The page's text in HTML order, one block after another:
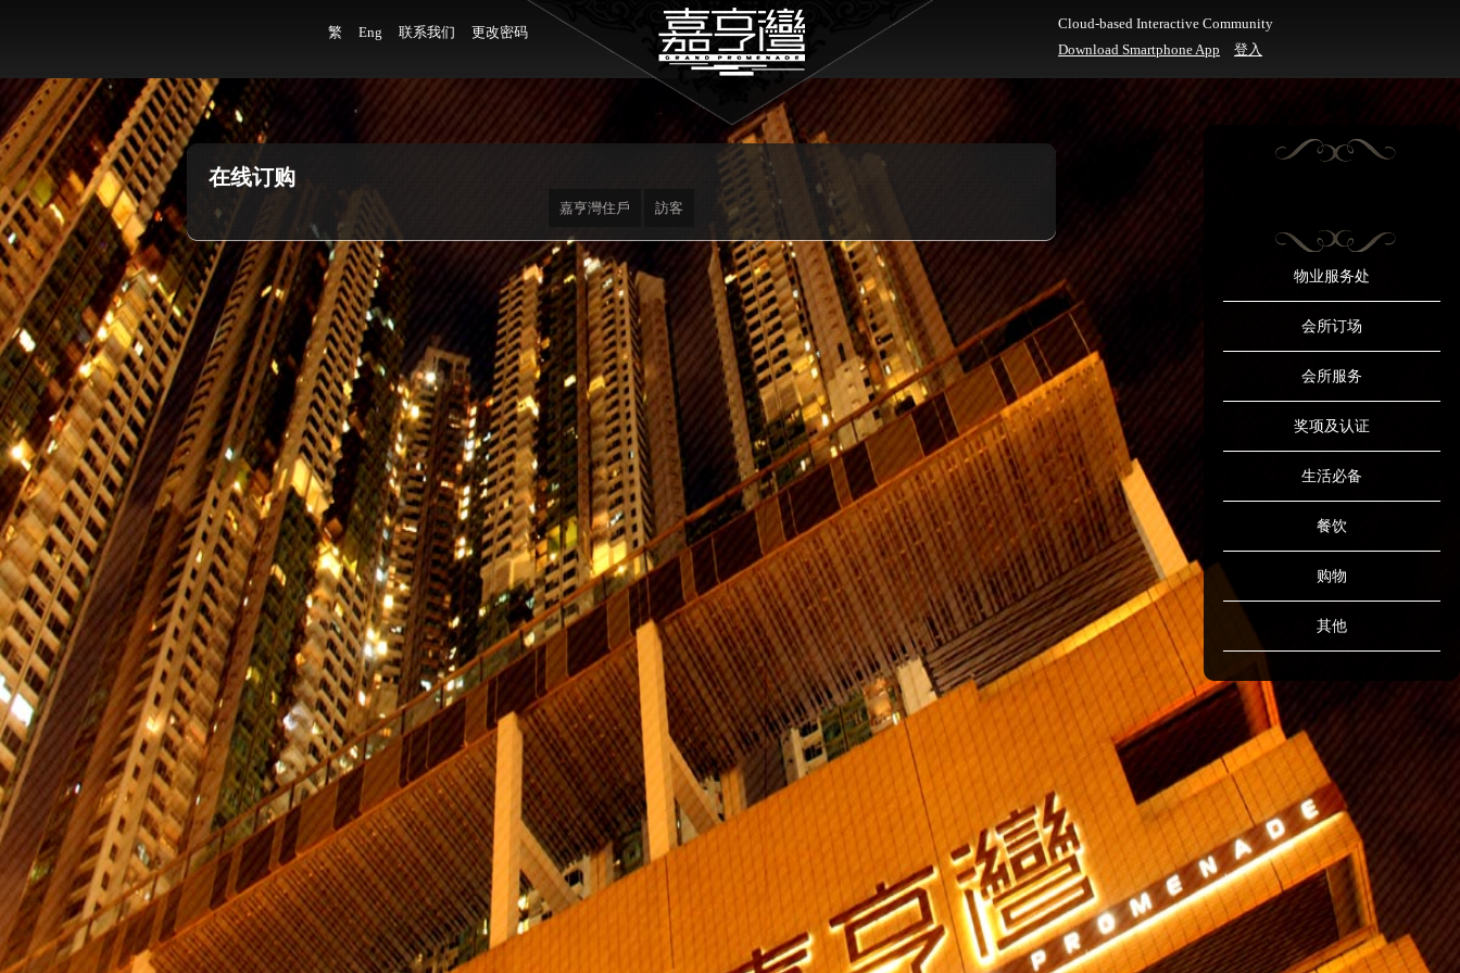
繁 Eng 联系我们 更改密码
Cloud-based Interactive Community
Download Smartphone App
登入
物业服务处
会所订场
会所服务
奖项及认证
生活必备
餐饮
购物
其他
在线订购
嘉亨灣住戶 訪客